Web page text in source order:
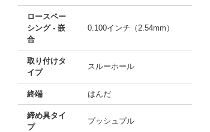
ロースペー
シング - 嵌
合
0.100インチ（2.54mm）
取り付けタ
イプ
スルーホール
終端 はんだ
締め具タイ
プ
プッシュプル